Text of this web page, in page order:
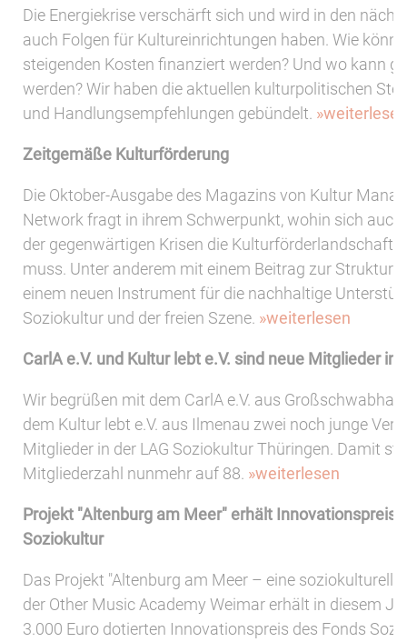
Die Energiekrise verschärft sich und wird in den
auch Folgen für Kultureinrichtungen haben. Wie
steigenden Kosten finanziert werden? Und wo kann
werden? Wir haben die aktuellen kulturpolitischen
und Handlungsempfehlungen gebündelt. »weiterlesen
Zeitgemäße Kulturförderung
Die Oktober-Ausgabe des Magazins von Kultur
Network fragt in ihrem Schwerpunkt, wohin sich
der gegenwärtigen Krisen die Kulturförderlandschaft
muss. Unter anderem mit einem Beitrag zur
einem neuen Instrument für die nachhaltige
Soziokultur und der freien Szene. »weiterlesen
CarlA e.V. und Kultur lebt e.V. sind neue Mitglieder in
Wir begrüßen mit dem CarlA e.V. aus
dem Kultur lebt e.V. aus Ilmenau zwei noch junge
Mitglieder in der LAG Soziokultur Thüringen. Damit
Mitgliederzahl nunmehr auf 88. »weiterlesen
Projekt "Altenburg am Meer" erhält Innovationspreis
Soziokultur
Das Projekt "Altenburg am Meer – eine soziokulturelle
der Other Music Academy Weimar erhält in diesem
3.000 Euro dotierten Innovationspreis des Fonds